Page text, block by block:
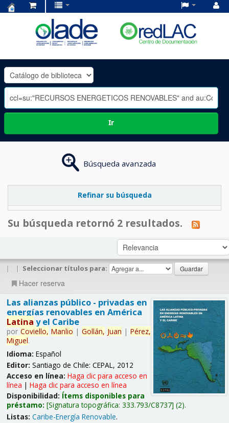
OLADE
-
Ir
Búsqueda avanzada
Refinar su búsqueda
Su búsqueda retornó 2 resultados.
| | Seleccionar títulos para:
Hacer reserva
Las alianzas público - privadas en
energías renovables en América
Latina y el Caribe
por Coviello, Manlio | Gollán, Juan | Pérez,
Miguel.
Idioma: Español
Editor: Santiago de Chile: CEPAL, 2012
Acceso en línea: Haga clic para acceso en
línea | Haga clic para acceso en línea
Disponibilidad: Ítems disponibles para
préstamo: Signatura topográfica: 333.793/C8737 (2).
Listas: Caribe-Energía Renovable.